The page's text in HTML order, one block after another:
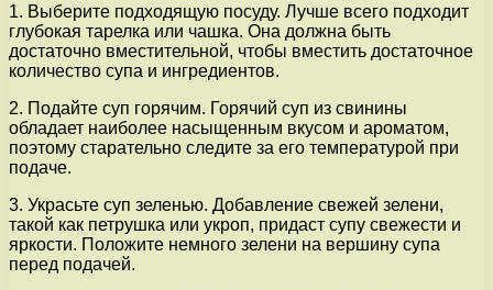
1. Выберите подходящую посуду. Лучше всего подходит
глубокая тарелка или чашка. Она должна быть
достаточно вместительной, чтобы вместить достаточное
количество супа и ингредиентов.
2. Подайте суп горячим. Горячий суп из свинины
обладает наиболее насыщенным вкусом и ароматом,
поэтому старательно следите за его температурой при
подаче.
3. Украсьте суп зеленью. Добавление свежей зелени,
такой как петрушка или укроп, придаст супу свежести и
яркости. Положите немного зелени на вершину супа
перед подачей.